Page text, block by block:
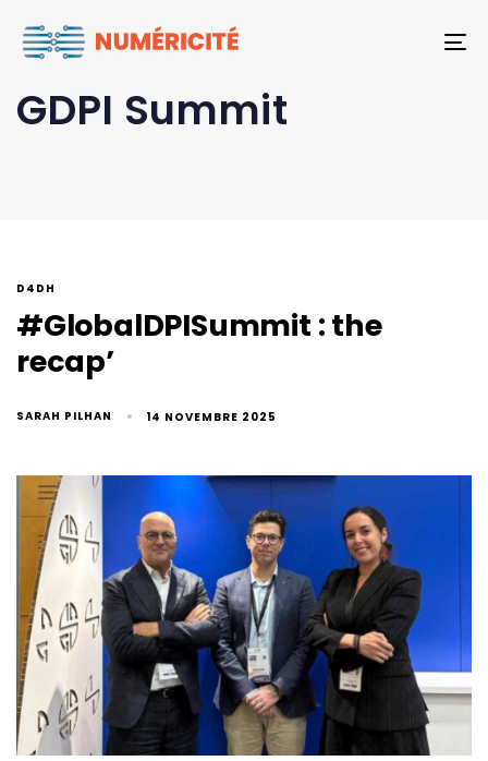
GDPI Summit
D4DH
#GlobalDPISummit : the
recap’
SARAH PILHAN 14 NOVEMBRE 2025